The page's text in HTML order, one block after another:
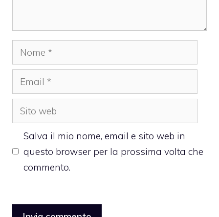
Nome
Email
Sito
web
Salva il mio nome, email e sito web in
questo browser per la prossima volta che
commento.